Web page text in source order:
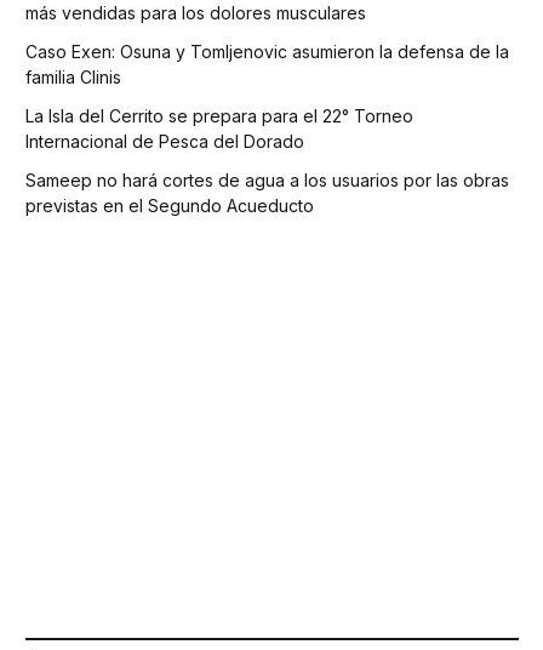
más vendidas para los dolores musculares
Caso Exen: Osuna y Tomljenovic asumieron la defensa de la
familia Clinis
La Isla del Cerrito se prepara para el 22° Torneo
Internacional de Pesca del Dorado
Sameep no hará cortes de agua a los usuarios por las obras
previstas en el Segundo Acueducto